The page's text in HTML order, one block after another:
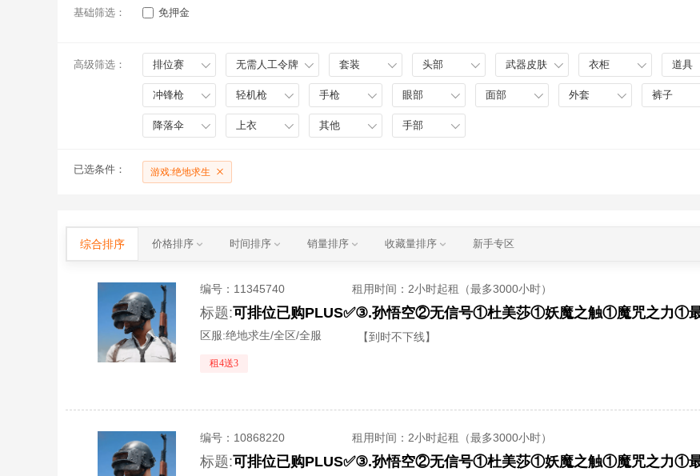
基础筛选： 免押金
高级筛选： 排位赛 无需人工令牌 套装 头部 武器皮肤 衣柜 道具
冲锋枪 轻机枪 手枪 眼部 面部 外套 裤子
降落伞 上衣 其他 手部
已选条件： 游戏:绝地求生
综合排序 价格排序 时间排序 销量排序 收藏量排序 新手专区
编号： 11345740 租用时间 ：2小时起租（最多3000小时）
标题:
区服:绝地求生/全区/全服 【到时不下线】
租4送3
编号： 10868220 租用时间 ：2小时起租（最多3000小时）
标题: